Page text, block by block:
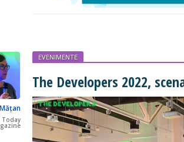
Today
EVENIMENTE
The Developers 2022,